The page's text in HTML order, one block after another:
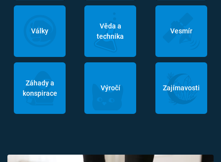
Války
Věda a
technika
Vesmír
Záhady a
konspirace
Výročí Zajímavosti